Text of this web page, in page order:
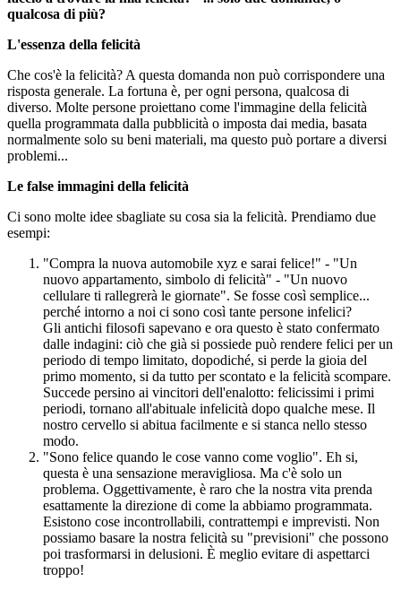
qualcosa di più?
L'essenza della felicità
Che cos'è la felicità? A questa domanda non può corrispondere una
risposta generale. La fortuna è, per ogni persona, qualcosa di
diverso. Molte persone proiettano come l'immagine della felicità
quella programmata dalla pubblicità o imposta dai media, basata
normalmente solo su beni materiali, ma questo può portare a diversi
problemi...
Le false immagini della felicità
Ci sono molte idee sbagliate su cosa sia la felicità. Prendiamo due
esempi:
"Compra la nuova automobile xyz e sarai felice!" - "Un
nuovo appartamento, simbolo di felicità" - "Un nuovo
cellulare ti rallegrerà le giornate". Se fosse così semplice...
perché intorno a noi ci sono così tante persone infelici?
Gli antichi filosofi sapevano e ora questo è stato confermato
dalle indagini: ciò che già si possiede può rendere felici per un
periodo di tempo limitato, dopodiché, si perde la gioia del
primo momento, si da tutto per scontato e la felicità scompare.
Succede persino ai vincitori dell'enalotto: felicissimi i primi
periodi, tornano all'abituale infelicità dopo qualche mese. Il
nostro cervello si abitua facilmente e si stanca nello stesso
modo.
"Sono felice quando le cose vanno come voglio". Eh si,
questa è una sensazione meravigliosa. Ma c'è solo un
problema. Oggettivamente, è raro che la nostra vita prenda
esattamente la direzione di come la abbiamo programmata.
Esistono cose incontrollabili, contrattempi e imprevisti. Non
possiamo basare la nostra felicità su "previsioni" che possono
poi trasformarsi in delusioni. È meglio evitare di aspettarci
troppo!